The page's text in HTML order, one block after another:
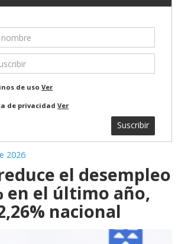
de uso Ver
de privacidad Ver
Suscribir
2026
el desempleo
en el último año,
nacional